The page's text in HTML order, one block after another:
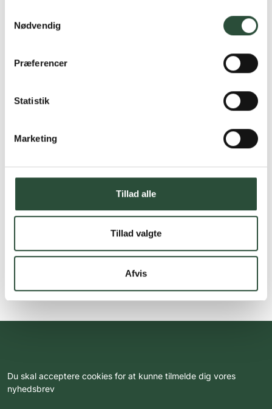
Nødvendig
Præferencer
Statistik
Marketing
Tillad alle
Tillad valgte
Afvis
Du skal acceptere cookies for at kunne tilmelde dig vores
nyhedsbrev